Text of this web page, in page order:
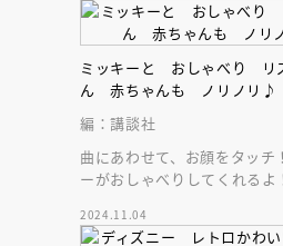
ミッキーと おしゃべり リ
ん 赤ちゃんも ノリノリ♪
編：講談社
曲にあわせて、お顔をタッ
ーがおしゃべりしてくれる
そび絵本！
2024.11.04